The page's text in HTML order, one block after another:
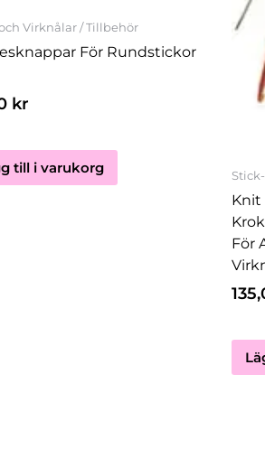
Virknålar / Tillbehör
För Rundstickor
kr
till i varukorg
Knit
För